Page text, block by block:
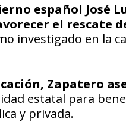
español José
el rescate
investigado en la
Zapatero
estatal para
y privada.